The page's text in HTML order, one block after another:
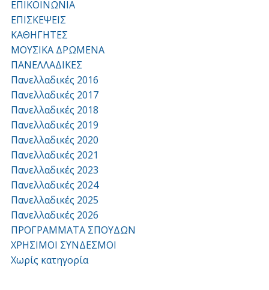
ΕΠΙΚΟΙΝΩΝΙΑ
ΕΠΙΣΚΕΨΕΙΣ
ΚΑΘΗΓΗΤΕΣ
ΜΟΥΣΙΚΑ ΔΡΩΜΕΝΑ
ΠΑΝΕΛΛΑΔΙΚΕΣ
Πανελλαδικές 2016
Πανελλαδικές 2017
Πανελλαδικές 2018
Πανελλαδικές 2019
Πανελλαδικές 2020
Πανελλαδικές 2021
Πανελλαδικές 2023
Πανελλαδικές 2024
Πανελλαδικές 2025
Πανελλαδικές 2026
ΠΡΟΓΡΑΜΜΑΤΑ ΣΠΟΥΔΩΝ
ΧΡΗΣΙΜΟΙ ΣΥΝΔΕΣΜΟΙ
Χωρίς κατηγορία